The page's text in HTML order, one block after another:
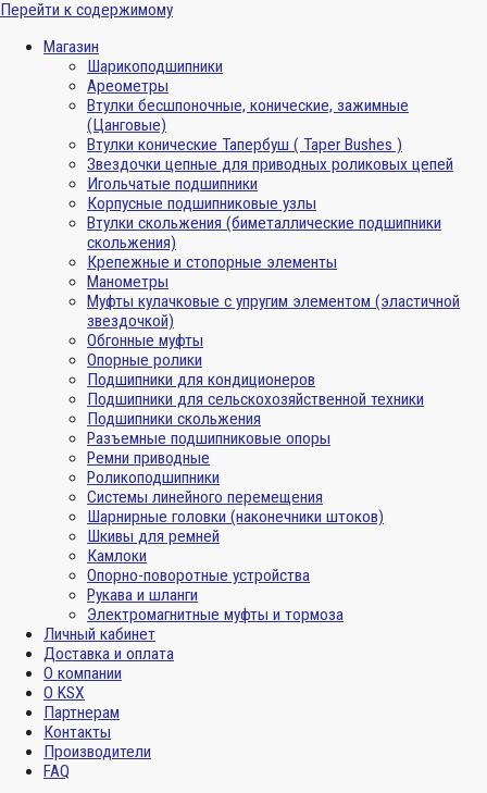
Перейти к содержимому
Магазин
Шарикоподшипники
Ареометры
Втулки бесшпоночные, конические, зажимные
(Цанговые)
Втулки конические Тапербуш ( Taper Bushes )
Звездочки цепные для приводных роликовых цепей
Игольчатые подшипники
Корпусные подшипниковые узлы
Втулки скольжения (биметаллические подшипники
скольжения)
Крепежные и стопорные элементы
Манометры
Муфты кулачковые с упругим элементом (эластичной
звездочкой)
Обгонные муфты
Опорные ролики
Подшипники для кондиционеров
Подшипники для сельскохозяйственной техники
Подшипники скольжения
Разъемные подшипниковые опоры
Ремни приводные
Роликоподшипники
Системы линейного перемещения
Шарнирные головки (наконечники штоков)
Шкивы для ремней
Камлоки
Опорно-поворотные устройства
Рукава и шланги
Электромагнитные муфты и тормоза
Личный кабинет
Доставка и оплата
О компании
О KSX
Партнерам
Контакты
Производители
FAQ